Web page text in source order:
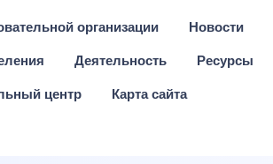
организации
Новости
Деятельность
Ресурсы
центр
Карта сайта